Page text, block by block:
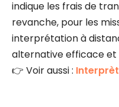
indique les frais de
revanche, pour les
interprétation à
alternative efficace et
👉 Voir aussi :